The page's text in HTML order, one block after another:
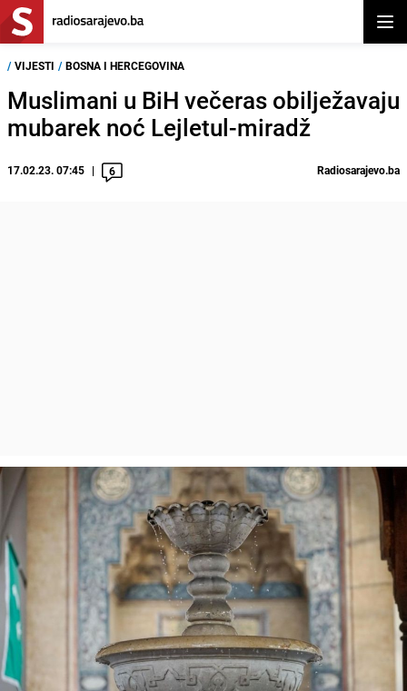
/ VIJESTI / BOSNA I HERCEGOVINA
Muslimani u BiH večeras obilježavaju
mubarek noć Lejletul-miradž
17.02.23. 07:45 6 Radiosarajevo.ba